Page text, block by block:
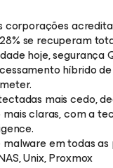
corporações
se recuperam
hoje, segurança
híbrido de
mais cedo,
claras, com a
em todas
Unix, Proxmox